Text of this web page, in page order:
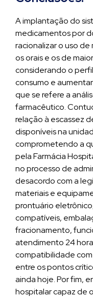
A implantação do
medicamentos por
racionalizar o uso
os orais e os de
considerando o
consumo e
que se refere a
farmacêutico.
relação à escassez
disponíveis na
comprometendo a
pela Farmácia
no processo de
desacordo com a
materiais e
prontuário
compatíveis,
fracionamento,
atendimento 24
compatibilidade
entre os pontos
ainda hoje. Por fim,
hospitalar capaz de